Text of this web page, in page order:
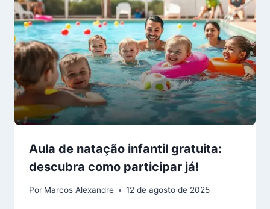
Aula de natação infantil gratuita:
descubra como participar já!
Por Marcos Alexandre 12 de agosto de 2025